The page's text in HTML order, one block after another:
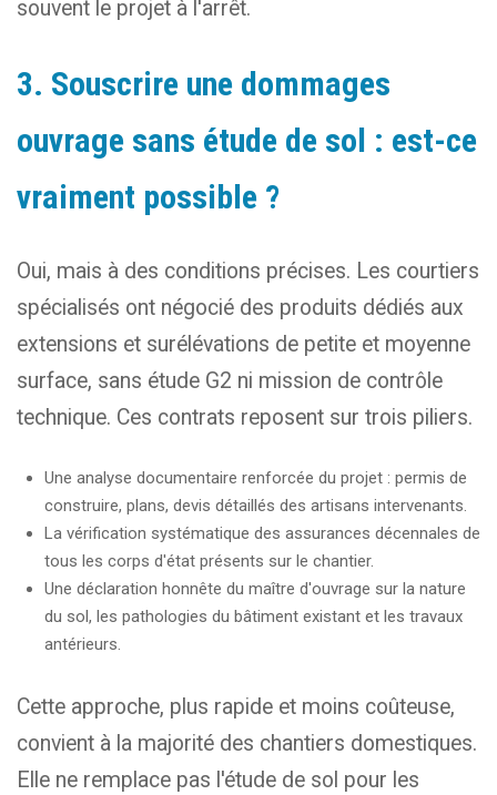
souvent le projet à l'arrêt.
3. Souscrire une dommages
ouvrage sans étude de sol : est-ce
vraiment possible ?
Oui, mais à des conditions précises. Les courtiers
spécialisés ont négocié des produits dédiés aux
extensions et surélévations de petite et moyenne
surface, sans étude G2 ni mission de contrôle
technique. Ces contrats reposent sur trois piliers.
Une analyse documentaire renforcée du projet : permis de
construire, plans, devis détaillés des artisans intervenants.
La vérification systématique des assurances décennales de
tous les corps d'état présents sur le chantier.
Une déclaration honnête du maître d'ouvrage sur la nature
du sol, les pathologies du bâtiment existant et les travaux
antérieurs.
Cette approche, plus rapide et moins coûteuse,
convient à la majorité des chantiers domestiques.
Elle ne remplace pas l'étude de sol pour les